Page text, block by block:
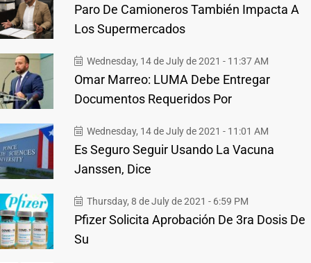
Paro De Camioneros También Impacta A
Los Supermercados
Wednesday, 14 de July de 2021 - 11:37 AM
Omar Marreo: LUMA Debe Entregar
Documentos Requeridos Por
Wednesday, 14 de July de 2021 - 11:01 AM
Es Seguro Seguir Usando La Vacuna
Janssen, Dice
Thursday, 8 de July de 2021 - 6:59 PM
Pfizer Solicita Aprobación De 3ra Dosis De
Su